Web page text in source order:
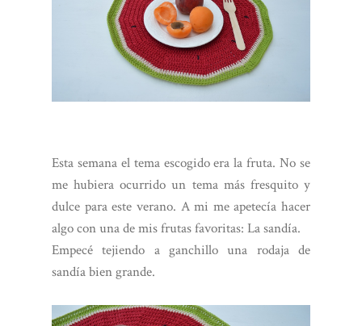
Esta semana el tema escogido era la fruta. No se
me hubiera ocurrido un tema más fresquito y
dulce para este verano. A mi me apetecía hacer
algo con una de mis frutas favoritas: La sandía.
Empecé tejiendo a ganchillo una rodaja de
sandía bien grande.